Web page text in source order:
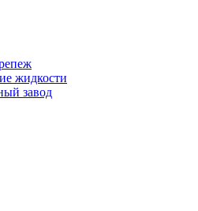
жидкости
завод